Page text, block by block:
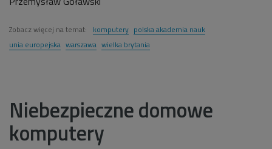
Zobacz więcej na temat: komputery polska akademia nauk
unia europejska warszawa wielka brytania
Niebezpieczne domowe
komputery